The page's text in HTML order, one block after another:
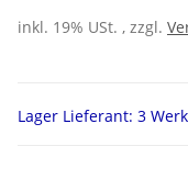
inkl. 19% USt. , zzgl.
Lager Lieferant: 3